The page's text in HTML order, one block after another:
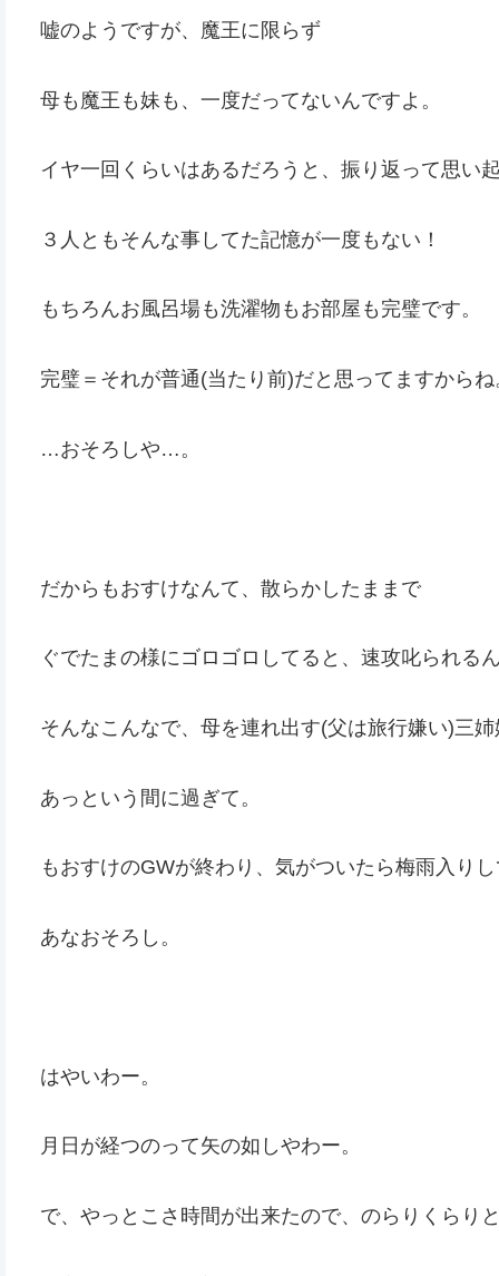
嘘のようですが、魔王に限らず
母も魔王も妹も、一度だってないんですよ。
イヤ一回くらいはあるだろうと、振り返って思い
３人ともそんな事してた記憶が一度もない！
もちろんお風呂場も洗濯物もお部屋も完璧です。
完璧＝それが普通(当たり前)だと思ってますからね
…おそろしや…。
だからもおすけなんて、散らかしたままで
ぐでたまの様にゴロゴロしてると、速攻叱られるん
そんなこんなで、母を連れ出す(父は旅行嫌い)三
あっという間に過ぎて。
もおすけのGWが終わり、気がついたら梅雨入りし
あなおそろし。
はやいわー。
月日が経つのって矢の如しやわー。
で、やっとこさ時間が出来たので、のらりくらりと